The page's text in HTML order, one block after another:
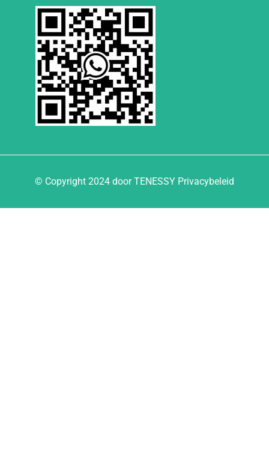
© Copyright 2024 door TENESSY Privacybeleid